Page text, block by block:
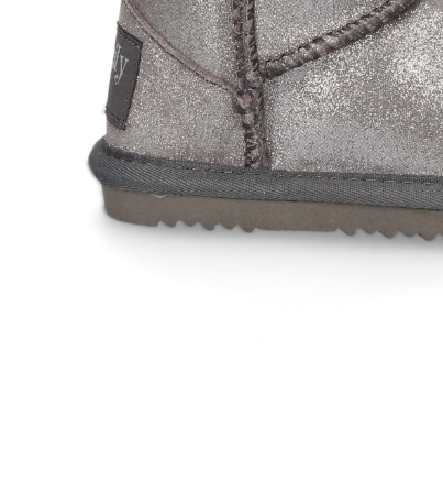
MOON BOOT
VIVO PELO BOTIN ANTE
CUERO M007 WHISKY
100,00€